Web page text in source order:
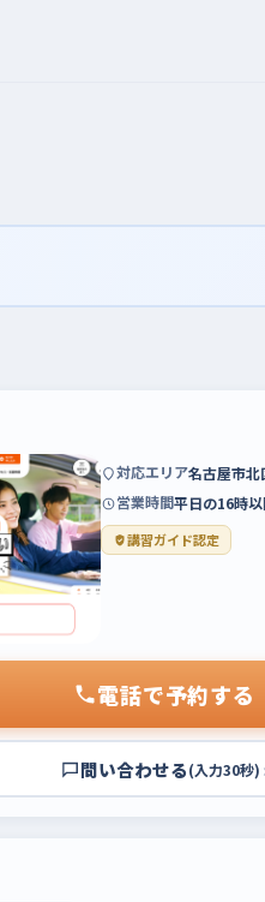
対応エリア名古屋市北
営業時間平日の16時
講習ガイド認定
電話で予約する
問い合わせる(入力30秒)